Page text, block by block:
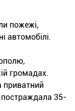
пожежі,
автомобілі.
громадах.
приватний
35-